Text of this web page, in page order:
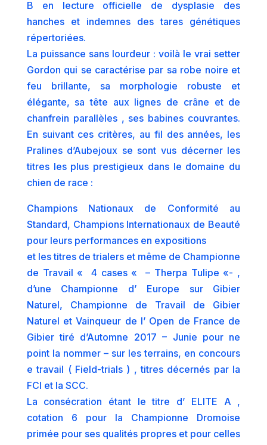
B en lecture officielle de dysplasie des
hanches et indemnes des tares génétiques
répertoriées.
La puissance sans lourdeur : voilà le vrai setter
Gordon qui se caractérise par sa robe noire et
feu brillante, sa morphologie robuste et
élégante, sa tête aux lignes de crâne et de
chanfrein parallèles , ses babines couvrantes.
En suivant ces critères, au fil des années, les
Pralines d’Aubejoux se sont vus décerner les
titres les plus prestigieux dans le domaine du
chien de race :
Champions Nationaux de Conformité au
Standard, Champions Internationaux de Beauté
pour leurs performances en expositions
et les titres de trialers et même de Championne
de Travail « 4 cases « – Therpa Tulipe «- ,
d’une Championne d’ Europe sur Gibier
Naturel, Championne de Travail de Gibier
Naturel et Vainqueur de l’ Open de France de
Gibier tiré d’Automne 2017 – Junie pour ne
point la nommer – sur les terrains, en concours
e travail ( Field-trials ) , titres décernés par la
FCI et la SCC.
La consécration étant le titre d’ ELITE A ,
cotation 6 pour la Championne Dromoise
primée pour ses qualités propres et pour celles